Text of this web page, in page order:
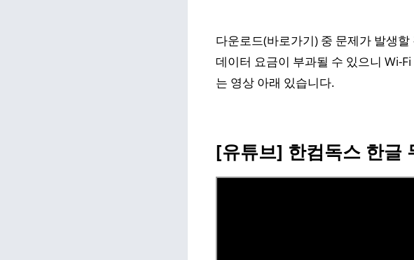
다운로드(바로가기) 중 문제가 발생
데이터 요금이 부과될 수 있으니 Wi-
는 영상 아래 있습니다.
[유튜브] 한컴독스 한글